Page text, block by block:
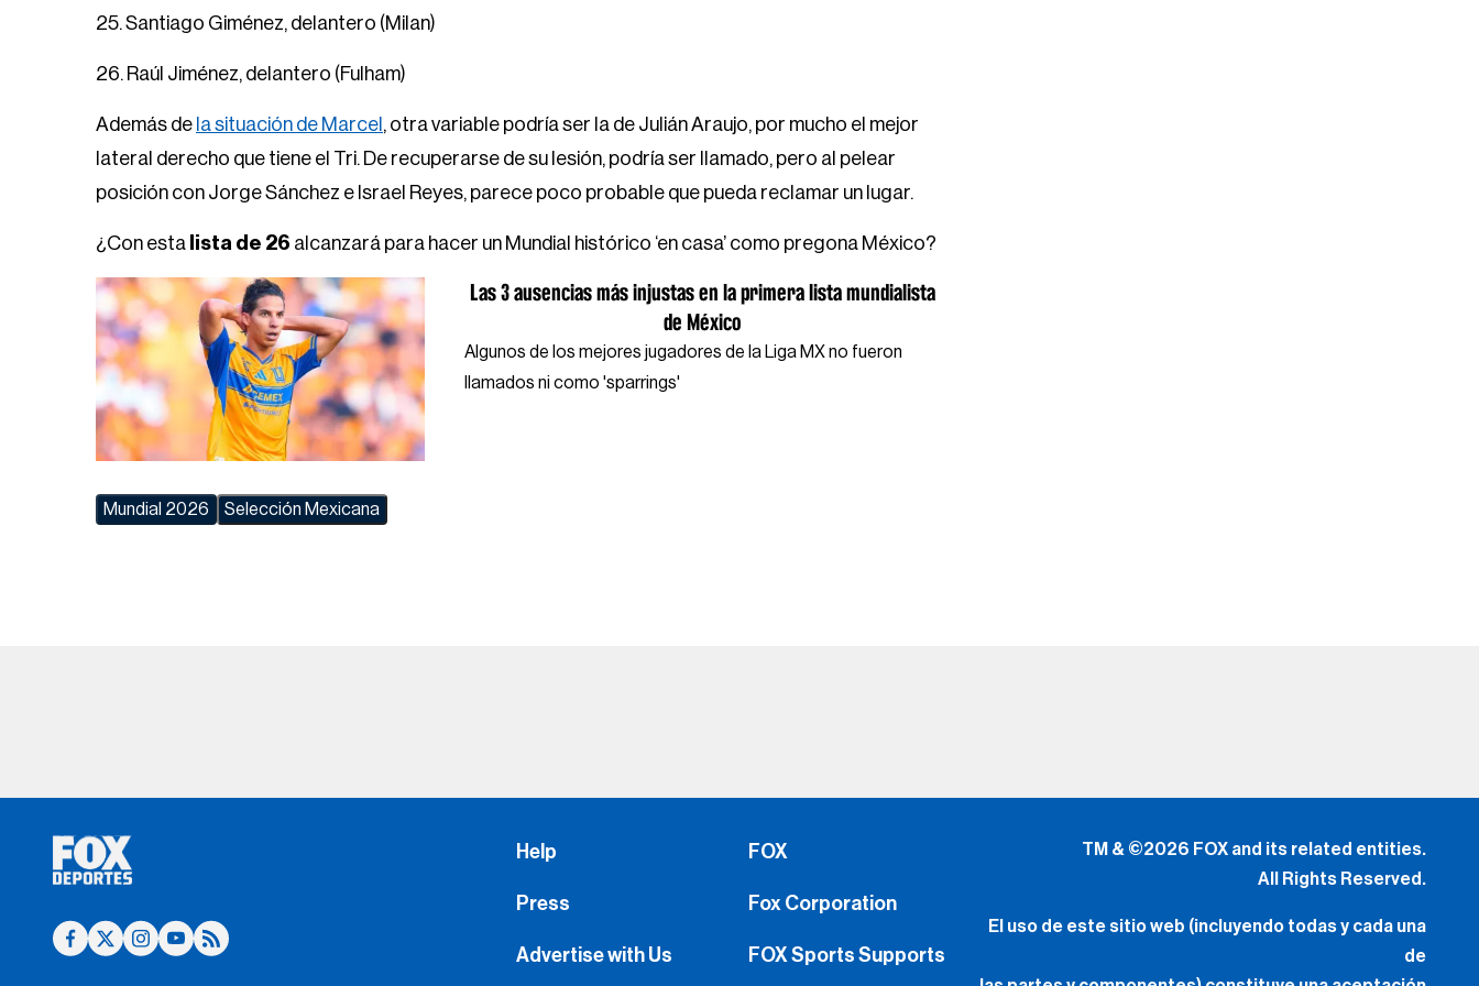
25. Santiago Giménez, delantero (Milan)
26. Raúl Jiménez, delantero (Fulham)
Además de la situación de Marcel , otra variable podría ser la de Julián Araujo, por mucho el mejor
lateral derecho que tiene el Tri. De recuperarse de su lesión, podría ser llamado, pero al pelear
posición con Jorge Sánchez e Israel Reyes, parece poco probable que pueda reclamar un lugar.
¿Con esta lista de 26 alcanzará para hacer un Mundial histórico ‘en casa’ como pregona México?
Las 3 ausencias más injustas en la primera lista mundialista
de México
Algunos de los mejores jugadores de la Liga MX no fueron
llamados ni como 'sparrings'
Mundial 2026 Selección Mexicana
Help
Press
Advertise with Us
FOX
Fox Corporation
FOX Sports Supports
TM & ©2026 FOX and its related entities.
All Rights Reserved.
El uso de este sitio web (incluyendo todas y cada una
de